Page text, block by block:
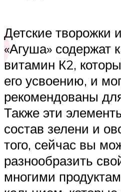
Детские творожки
«Агуша» содержат
витамин К2,
его усвоению, и
рекомендованы
Также эти
состав зелени и
того, сейчас вы
разнообразить
многими